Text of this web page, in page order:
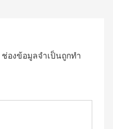
ช่องข้อมูลจำเป็นถูกทำ